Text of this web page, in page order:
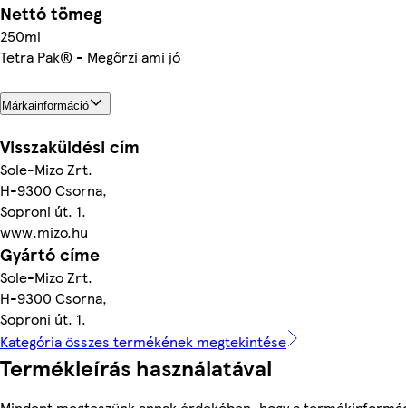
Nettó tömeg
250ml
Tetra Pak® - Megőrzi ami jó
Márkainformáció
Visszaküldési cím
Sole-Mizo Zrt.
H-9300 Csorna,
Soproni út. 1.
www.mizo.hu
Gyártó címe
Sole-Mizo Zrt.
H-9300 Csorna,
Soproni út. 1.
Kategória összes termékének megtekintése
Termékleírás használatával